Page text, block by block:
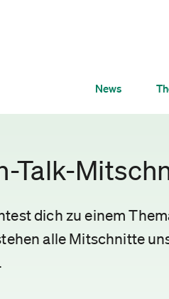
News
Talk-
dich zu einem
alle Mitschnitte